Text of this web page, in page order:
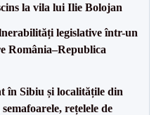
la vila lui Ilie Bolojan
legislative într-un
România–Republica
în Sibiu și localitățile din
rețelele de